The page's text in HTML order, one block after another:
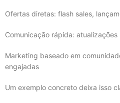
Ofertas diretas: flash sales,
Comunicação rápida:
Marketing baseado em
engajadas
Um exemplo concreto deixa isso